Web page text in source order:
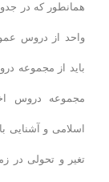
باید از مجموعه
مجموعه دروس
تغیر و تحولی در